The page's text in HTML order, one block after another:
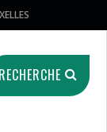
RECHERCHE